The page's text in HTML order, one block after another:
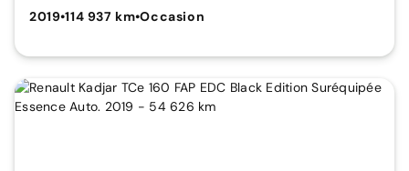
2019•114 937 km•Occasion